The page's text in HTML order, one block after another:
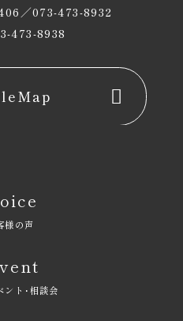
／073-473-8932
473-8938
様の声
ント･相談会